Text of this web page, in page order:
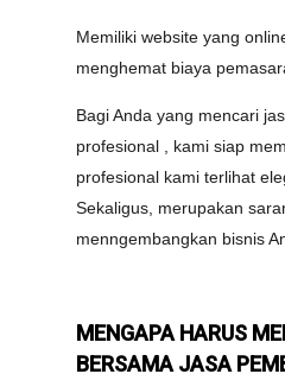
Memiliki website yang
menghemat biaya
Bagi Anda yang mencari
profesional , kami siap
profesional kami terlihat
Sekaligus, merupakan
menngembangkan bisnis
MENGAPA HARUS
BERSAMA JASA